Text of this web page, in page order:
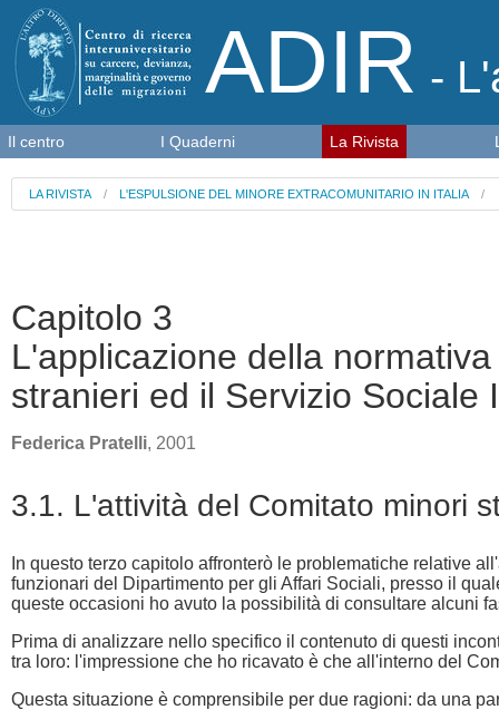
ADIR -
LA RIVISTA / L'ESPULSIONE DEL MINORE EXTRACOMUNITARIO IN ITALIA/
Capitolo 3
L'applicazione della
stranieri ed il Servizio Sociale
Federica Pratelli, 2001
3.1. L'attività del Comitato minori
In questo terzo capitolo affronterò le problematiche relative
funzionari del Dipartimento per gli Affari Sociali, presso il
queste occasioni ho avuto la possibilità di consultare alcuni
Prima di analizzare nello specifico il contenuto di questi
tra loro: l'impressione che ho ricavato è che all'interno del
Questa situazione è comprensibile per due ragioni: da una
Il centro I Quaderni La Rivista